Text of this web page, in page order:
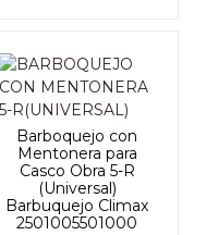
Barboquejo con
Mentonera para
Casco Obra 5-R
(Universal)
Barbuquejo Climax
2501005501000